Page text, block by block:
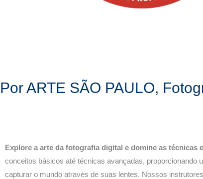
Por ARTE SÃO PAULO,
Explore a arte da fotografia digital e domine as técnicas
conceitos básicos até técnicas avançadas, proporcionando
capturar o mundo através de suas lentes. Nossos